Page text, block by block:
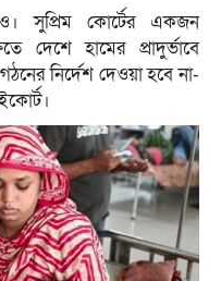
সুপ্রিম কোর্টের একজন
দেশে হামের প্রাদুর্ভাবে
নির্দেশ দেওয়া হবে না-